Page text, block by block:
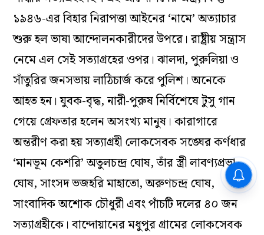
লোকসেবক সংঘের পদযাত্রা
গানগুলি বিশ্লেষণ করলে দেখা যায় প্রতিটি ছত্রে বাংলা
ভাষার ওপর বিহার সরকারের দমন নীতির ফলে
মানুষের ক্ষোভ ও যন্ত্রণা প্রতিফলিত। এর পাশাপাশি ফুটে
উঠেছে মাতৃভাষা বাংলার জন্য আকুল আবেদন। মহাত্মা
গান্ধীর সত্যাগ্রহই ছিল এই আন্দোলনের অস্ত্র, কিন্তু
১৯৪৬-এর বিহার নিরাপত্তা আইনের ‘নামে’ অত্যাচার
শুরু হল ভাষা আন্দোলনকারীদের উপরে। রাষ্ট্রীয় সন্ত্রাস
নেমে এল সেই সত্যাগ্রহের ওপর। ঝালদা, পুরুলিয়া ও
সাঁতুরির জনসভায় লাঠিচার্জ করে পুলিশ। অনেকে